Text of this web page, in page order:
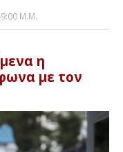
Μ.μ.
η
με τον